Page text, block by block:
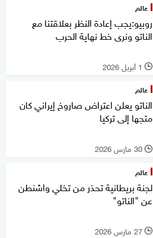
عالم
روبيو:يجب إعادة النظر بعلاقتنا مع
الناتو ونرى خط نهاية الحرب
l 1 أبريل 2026
عالم
الناتو يعلن اعتراض صاروخ إيراني كان
متجها إلى تركيا
l 30 مارس 2026
عالم
لجنة بريطانية تحذر من تخلي واشنطن
عن "الناتو"
l 27 مارس 2026